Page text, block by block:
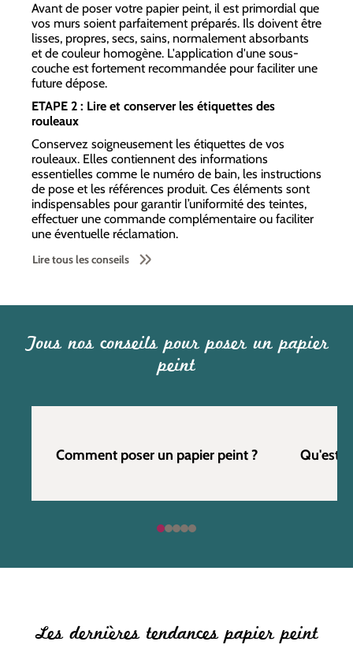
Avant de poser votre papier peint, il est primordial que
vos murs soient parfaitement préparés. Ils doivent être
lisses, propres, secs, sains, normalement absorbants
et de couleur homogène. L'application d'une sous-
couche est fortement recommandée pour faciliter une
future dépose.
ETAPE 2 : Lire et conserver les étiquettes des
rouleaux
Conservez soigneusement les étiquettes de vos
rouleaux. Elles contiennent des informations
essentielles comme le numéro de bain, les instructions
de pose et les références produit. Ces éléments sont
indispensables pour garantir l’uniformité des teintes,
effectuer une commande complémentaire ou faciliter
une éventuelle réclamation.
Lire tous les conseils
Tous nos conseils pour poser un papier
peint
Comment poser un papier peint ? Qu'est
Les dernières tendances papier peint